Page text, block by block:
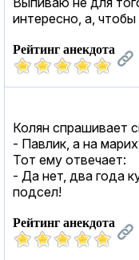
интересно, а,
Рейтинг анекдота
Колян спрашивает
- Павлик, а на
Тот ему отвечает:
- Да нет, два года
подсел!
Рейтинг анекдота